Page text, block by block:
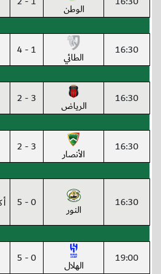
الوطن
16:30
الطائي 1 - 4
16:30
الرياض 3 - 2
16:30
الأنصار 3 - 2
16:30
النور 0 - 5
19:00
الهلال 0 - 5